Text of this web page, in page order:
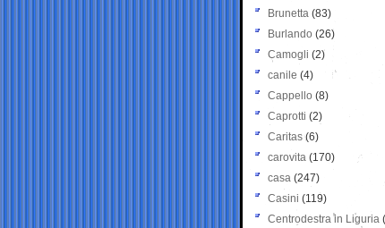
Brunetta (83)
Burlando (26)
Camogli (2)
canile (4)
Cappello (8)
Caprotti (2)
Caritas (6)
carovita (170)
casa (247)
Casini (119)
Centrodestra in Liguria